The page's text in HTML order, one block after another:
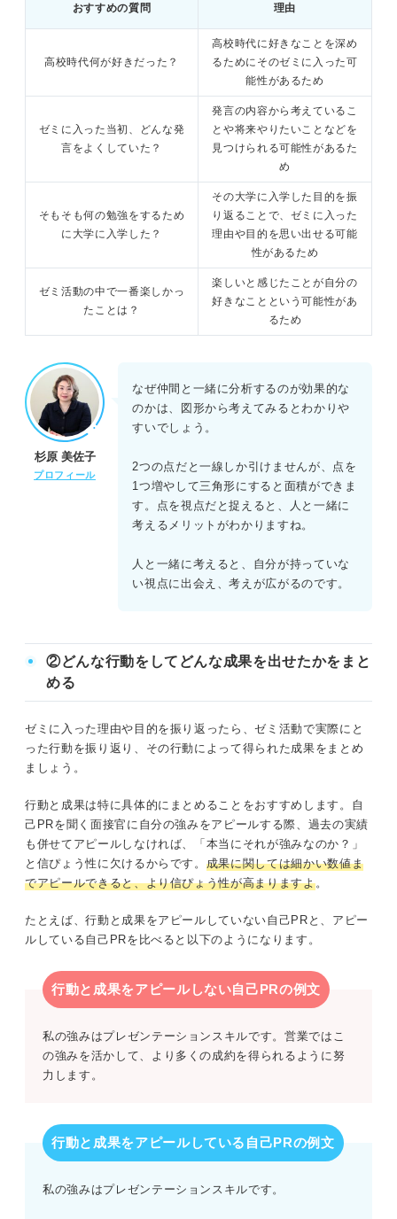
おすすめの質問 理由
高校時代何が好きだった？
高校時代に好きなことを深め
るためにそのゼミに入った可
能性があるため
ゼミに入った当初、どんな発
言をよくしていた？
発言の内容から考えているこ
とや将来やりたいことなどを
見つけられる可能性があるた
め
そもそも何の勉強をするため
に大学に入学した？
その大学に入学した目的を振
り返ることで、ゼミに入った
理由や目的を思い出せる可能
性があるため
ゼミ活動の中で一番楽しかっ
たことは？
楽しいと感じたことが自分の
好きなことという可能性があ
るため
杉原 美佐子
プロフィール
なぜ仲間と一緒に分析するのが効果的な
のかは、図形から考えてみるとわかりや
すいでしょう。
2つの点だと一線しか引けませんが、点を
1つ増やして三角形にすると面積ができま
す。点を視点だと捉えると、人と一緒に
考えるメリットがわかりますね。
人と一緒に考えると、自分が持っていな
い視点に出会え、考えが広がるのです。
②どんな行動をしてどんな成果を出せたかをまと
める
ゼミに入った理由や目的を振り返ったら、ゼミ活動で実際にと
った行動を振り返り、その行動によって得られた成果をまとめ
ましょう。
行動と成果は特に具体的にまとめることをおすすめします。自
己PRを聞く面接官に自分の強みをアピールする際、過去の実績
も併せてアピールしなければ、「本当にそれが強みなのか？」
と信ぴょう性に欠けるからです。 成果に関しては細かい数値ま
でアピールできると、より信ぴょう性が高まりますよ。
たとえば、行動と成果をアピールしていない自己PRと、アピー
ルしている自己PRを比べると以下のようになります。
行動と成果をアピールしない自己PRの例文
私の強みはプレゼンテーションスキルです。営業ではこ
の強みを活かして、より多くの成約を得られるように努
力します。
行動と成果をアピールしている自己PRの例文
私の強みはプレゼンテーションスキルです。